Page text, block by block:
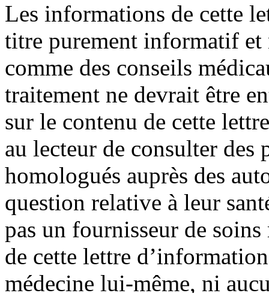
Les informations de cette
titre purement informatif et
comme des conseils
traitement ne devrait être
sur le contenu de cette
au lecteur de consulter des
homologués auprès des
question relative à leur
pas un fournisseur de
de cette lettre
médecine lui-même, ni